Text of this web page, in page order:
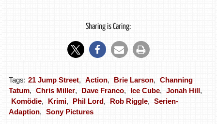
Sharing is Caring:
Tags: 21 Jump Street, Action, Brie Larson, Channing
Tatum, Chris Miller, Dave Franco, Ice Cube, Jonah Hill,
Komödie, Krimi, Phil Lord, Rob Riggle, Serien-
Adaption, Sony Pictures